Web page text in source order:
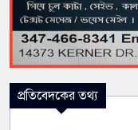
প্রতিবেদকের তথ্য